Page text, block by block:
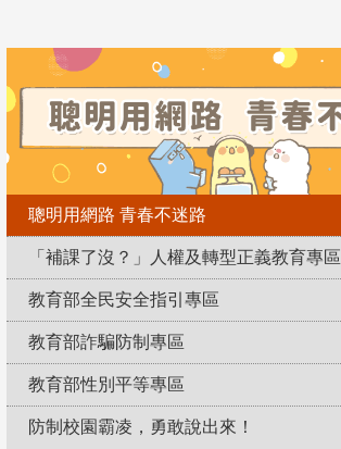
聰明用網路 青春不迷路
「補課了沒？」人權及轉型正義教育專區
教育部全民安全指引專區
教育部詐騙防制專區
教育部性別平等專區
防制校園霸凌，勇敢說出來！